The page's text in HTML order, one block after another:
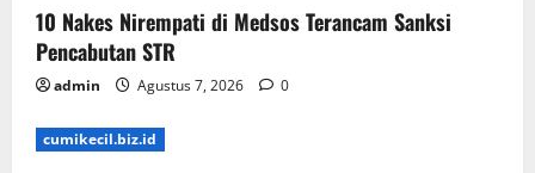
10 Nakes Nirempati di Medsos Terancam Sanksi
Pencabutan STR
admin Agustus 7, 2026 0
cumikecil.biz.id